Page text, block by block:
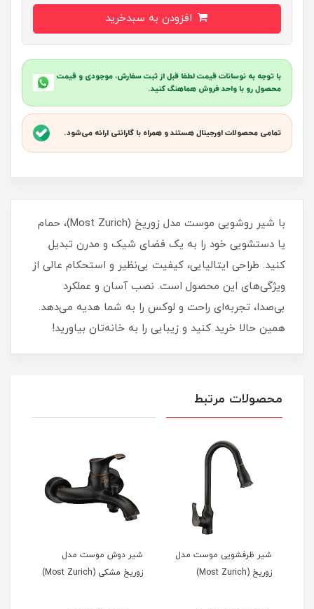
با توجه به نوسانات قیمت لطفا قبل از ثبت سفارش، موجودی و قیمت
محصول رو با واحد فروش هماهنگ کنید.
تمامی محصولات اورجینال هستند و همراه با گارانتی ارائه می‌شود.
با شیر روشویی موست مدل زوریخ (Most Zurich)، حمام
یا دستشویی خود را به یک فضای شیک و مدرن تبدیل
کنید. طراحی ایتالیایی، کیفیت بی‌نظیر و استحکام عالی از
ویژگی‌های این محصول است. نصب آسان و عملکرد
بی‌صدا، تجربه‌ای راحت و لوکس را به شما هدیه می‌دهد.
همین حالا خرید کنید و زیبایی را به خانه‌تان بیاورید!
محصولات مرتبط
شیر ظرفشویی موست مدل
زوریخ (Most Zurich)
شیر دوش موست مدل
زوریخ مشکی (Most Zurich)